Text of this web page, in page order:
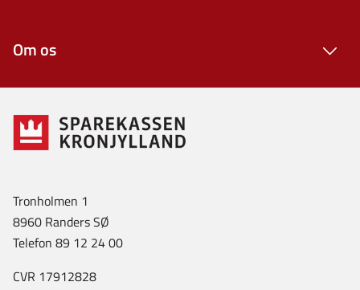
Om os
Tronholmen 1
8960 Randers SØ
Telefon 89 12 24 00
CVR 17912828